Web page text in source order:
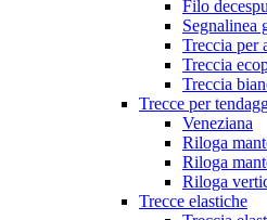
Filo
Segnalinea
Treccia per
Treccia
Treccia
Trecce per
Veneziana
Riloga
Riloga
Riloga
Trecce elastiche